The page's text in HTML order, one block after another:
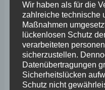
Lebendige Innenstädte
in unseren Städten geht
Einkaufserlebnis. Unsere
der Gastronomie und der
bedeutet ein Erlebnis. Es
Wir haben als für die
zahlreiche technische
Maßnahmen
lückenlosen Schutz
verarbeiteten
sicherzustellen.
Datenübertragungen
Sicherheitslücken
Schutz nicht